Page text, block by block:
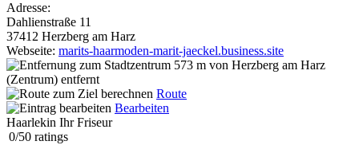
Adresse:
Dahlienstraße 11
37412 Herzberg am Harz
Webseite: marits-haarmoden-marit-jaeckel.business.site
573 m von Herzberg am Harz
(Zentrum) entfernt
Route
Bearbeiten
Haarlekin Ihr Friseur
0/50 ratings